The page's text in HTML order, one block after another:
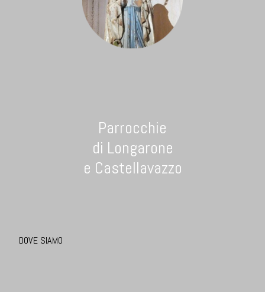
Parrocchie
di Longarone
e Castellavazzo
DOVE SIAMO